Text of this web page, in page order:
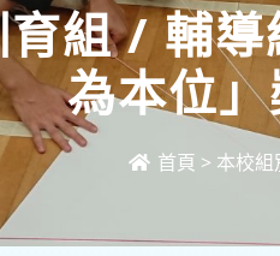
組 / 輔
為本位
首頁 > 本校組